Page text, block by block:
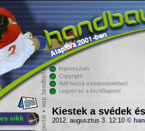
cikk
Impresszum
Copyright
Add hozzá a kedvencekhez!
Legyen ez a kezdőlapom!
Kiestek a svédek
2012. augusztus 3. 12:10 ©